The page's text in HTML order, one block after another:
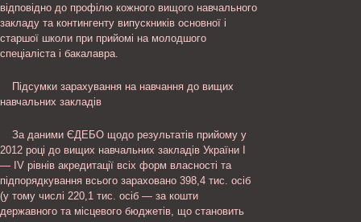
відповідно до профілю кожного вищого навчального
закладу та контингенту випускників основної і
старшої школи при прийомі на молодшого
спеціаліста і бакалавра.
Підсумки зарахування на навчання до вищих
навчальних закладів
За даними ЄДЕБО щодо результатів прийому у
2012 році до вищих навчальних закладів України I
— IV рівнів акредитації всіх форм власності та
підпорядкування всього зараховано 398,4 тис. осіб
(у тому числі 220,1 тис. осіб — за кошти
державного та місцевого бюджетів, що становить